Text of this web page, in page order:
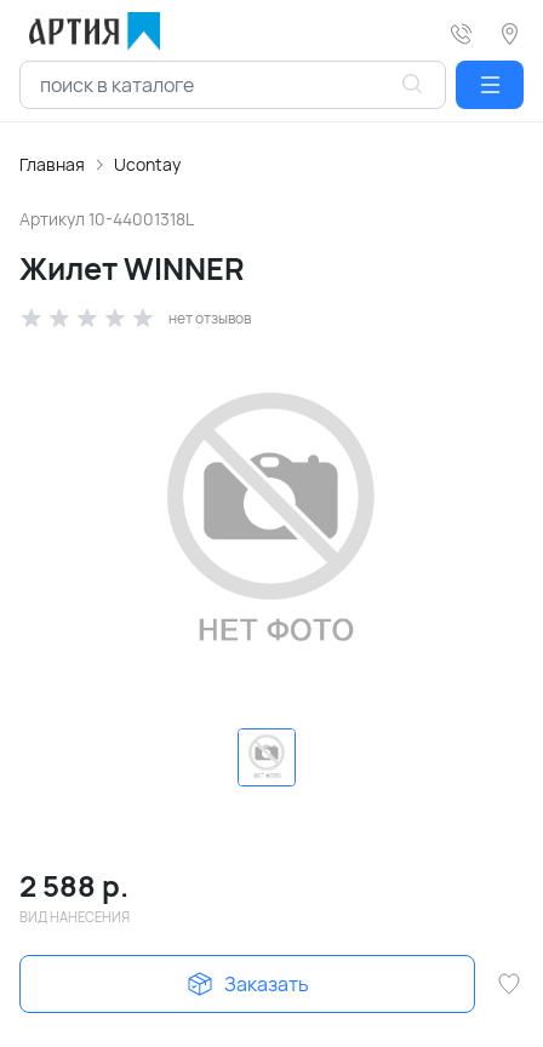
Главная Ucontay
Артикул 10-44001318L
Жилет WINNER
нет отзывов
2 588 р.
ВИД НАНЕСЕНИЯ
Заказать